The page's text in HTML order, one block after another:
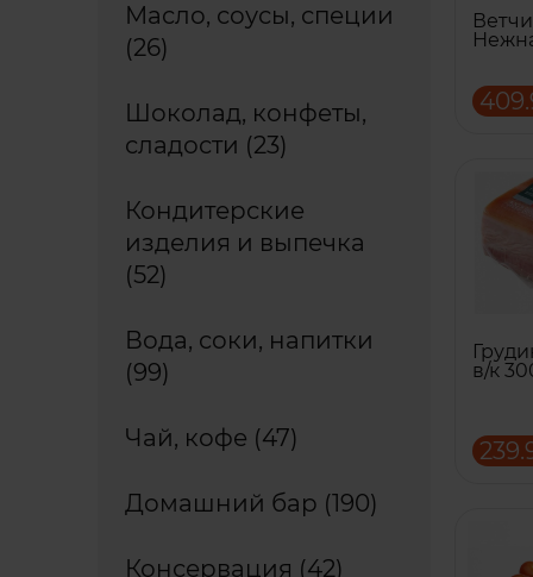
Масло, соусы, специи
(26)
Шоколад, конфеты,
сладости (23)
Кондитерские
изделия и выпечка
(52)
Вода, соки, напитки
(99)
Чай, кофе (47)
Домашний бар (190)
Консервация (42)
в/к